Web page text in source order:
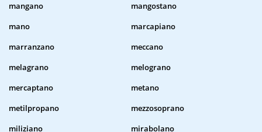
mangano
mangostano
mano
marcapiano
marranzano
meccano
melagrano
melograno
mercaptano
metano
metilpropano
mezzosoprano
miliziano
mirabolano